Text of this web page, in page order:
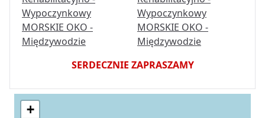
SERDECZNIE ZAPRASZAMY
+